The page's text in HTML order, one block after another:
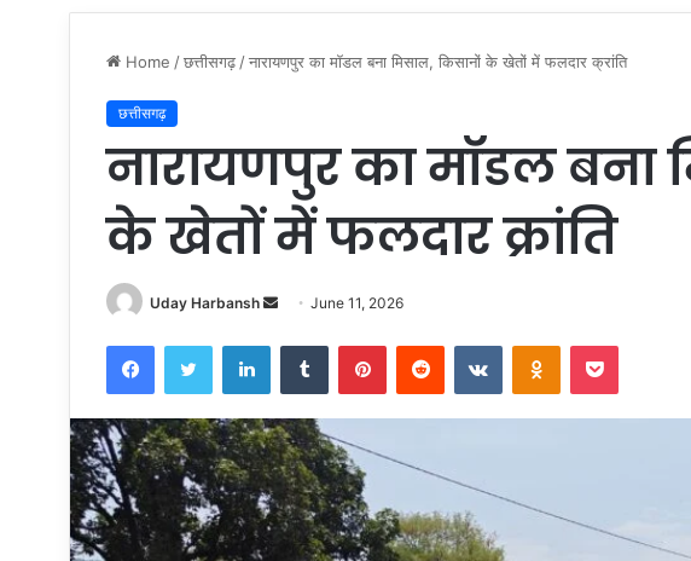
Home /छत्तीसगढ़ /नारायणपुर का मॉडल बना मिसाल, किसानों के खेतों में फलदार क्रांति
छत्तीसगढ़
नारायणपुर का मॉडल बना
के खेतों में फलदार क्रांति
Uday Harbansh
Send
email
June 11, 2026
FacebookTwitter LinkedInTumblr PinterestReddit VKontakteOdnoklassniki
Pocket